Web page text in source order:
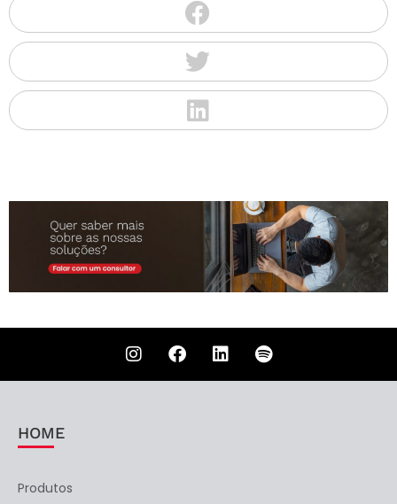
HOME
Produtos